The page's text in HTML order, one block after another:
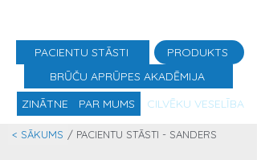
PACIENTU STĀSTI
PRODUKTS
BRŪČU APRŪPES AKADĒMIJA
ZINĀTNE
PAR MUMS CILVĒKU VESELĪBA
/ PACIENTU STĀSTI - SANDERS
< SĀKUMS